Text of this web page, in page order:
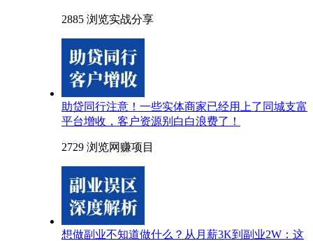
2885 浏览实战分享
助贷同行注意！一些实体商家已经用上了同城支富
平台增收，客户资源别白白浪费了！
2729 浏览网赚项目
想做副业不知道做什么？从月薪3K到副业2W：这